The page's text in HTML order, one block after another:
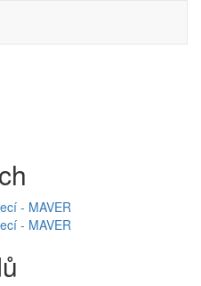
- MAVER
- MAVER